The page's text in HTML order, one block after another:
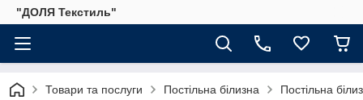
"ДОЛЯ Текстиль"
Товари та послуги Постільна білизна Постільна